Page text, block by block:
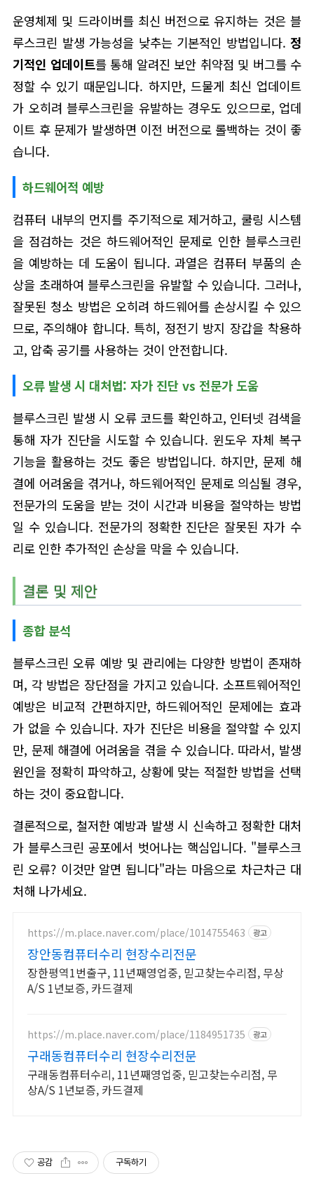
운영체제 및 드라이버를 최신 버전으로 유지하는 것은 블
루스크린 발생 가능성을 낮추는 기본적인 방법입니다. 정
기적인 업데이트를 통해 알려진 보안 취약점 및 버그를 수
정할 수 있기 때문입니다. 하지만, 드물게 최신 업데이트
가 오히려 블루스크린을 유발하는 경우도 있으므로, 업데
이트 후 문제가 발생하면 이전 버전으로 롤백하는 것이 좋
습니다.
하드웨어적 예방
컴퓨터 내부의 먼지를 주기적으로 제거하고, 쿨링 시스템
을 점검하는 것은 하드웨어적인 문제로 인한 블루스크린
을 예방하는 데 도움이 됩니다. 과열은 컴퓨터 부품의 손
상을 초래하여 블루스크린을 유발할 수 있습니다. 그러나,
잘못된 청소 방법은 오히려 하드웨어를 손상시킬 수 있으
므로, 주의해야 합니다. 특히, 정전기 방지 장갑을 착용하
고, 압축 공기를 사용하는 것이 안전합니다.
오류 발생 시 대처법: 자가 진단 vs 전문가 도움
블루스크린 발생 시 오류 코드를 확인하고, 인터넷 검색을
통해 자가 진단을 시도할 수 있습니다. 윈도우 자체 복구
기능을 활용하는 것도 좋은 방법입니다. 하지만, 문제 해
결에 어려움을 겪거나, 하드웨어적인 문제로 의심될 경우,
전문가의 도움을 받는 것이 시간과 비용을 절약하는 방법
일 수 있습니다. 전문가의 정확한 진단은 잘못된 자가 수
리로 인한 추가적인 손상을 막을 수 있습니다.
결론 및 제안
종합 분석
블루스크린 오류 예방 및 관리에는 다양한 방법이 존재하
며, 각 방법은 장단점을 가지고 있습니다. 소프트웨어적인
예방은 비교적 간편하지만, 하드웨어적인 문제에는 효과
가 없을 수 있습니다. 자가 진단은 비용을 절약할 수 있지
만, 문제 해결에 어려움을 겪을 수 있습니다. 따라서, 발생
원인을 정확히 파악하고, 상황에 맞는 적절한 방법을 선택
하는 것이 중요합니다.
결론적으로, 철저한 예방과 발생 시 신속하고 정확한 대처
가 블루스크린 공포에서 벗어나는 핵심입니다. "블루스크
린 오류? 이것만 알면 됩니다"라는 마음으로 차근차근 대
처해 나가세요.
https://m.place.naver.com/place/1014755463 광고
장안동컴퓨터수리 현장수리전문
장한평역1번출구, 11년째영업중, 믿고찾는수리점, 무상
A/S 1년보증, 카드결제
https://m.place.naver.com/place/1184951735 광고
구래동컴퓨터수리 현장수리전문
구래동컴퓨터수리, 11년째영업중, 믿고찾는수리점, 무
상A/S 1년보증, 카드결제
공감 구독하기